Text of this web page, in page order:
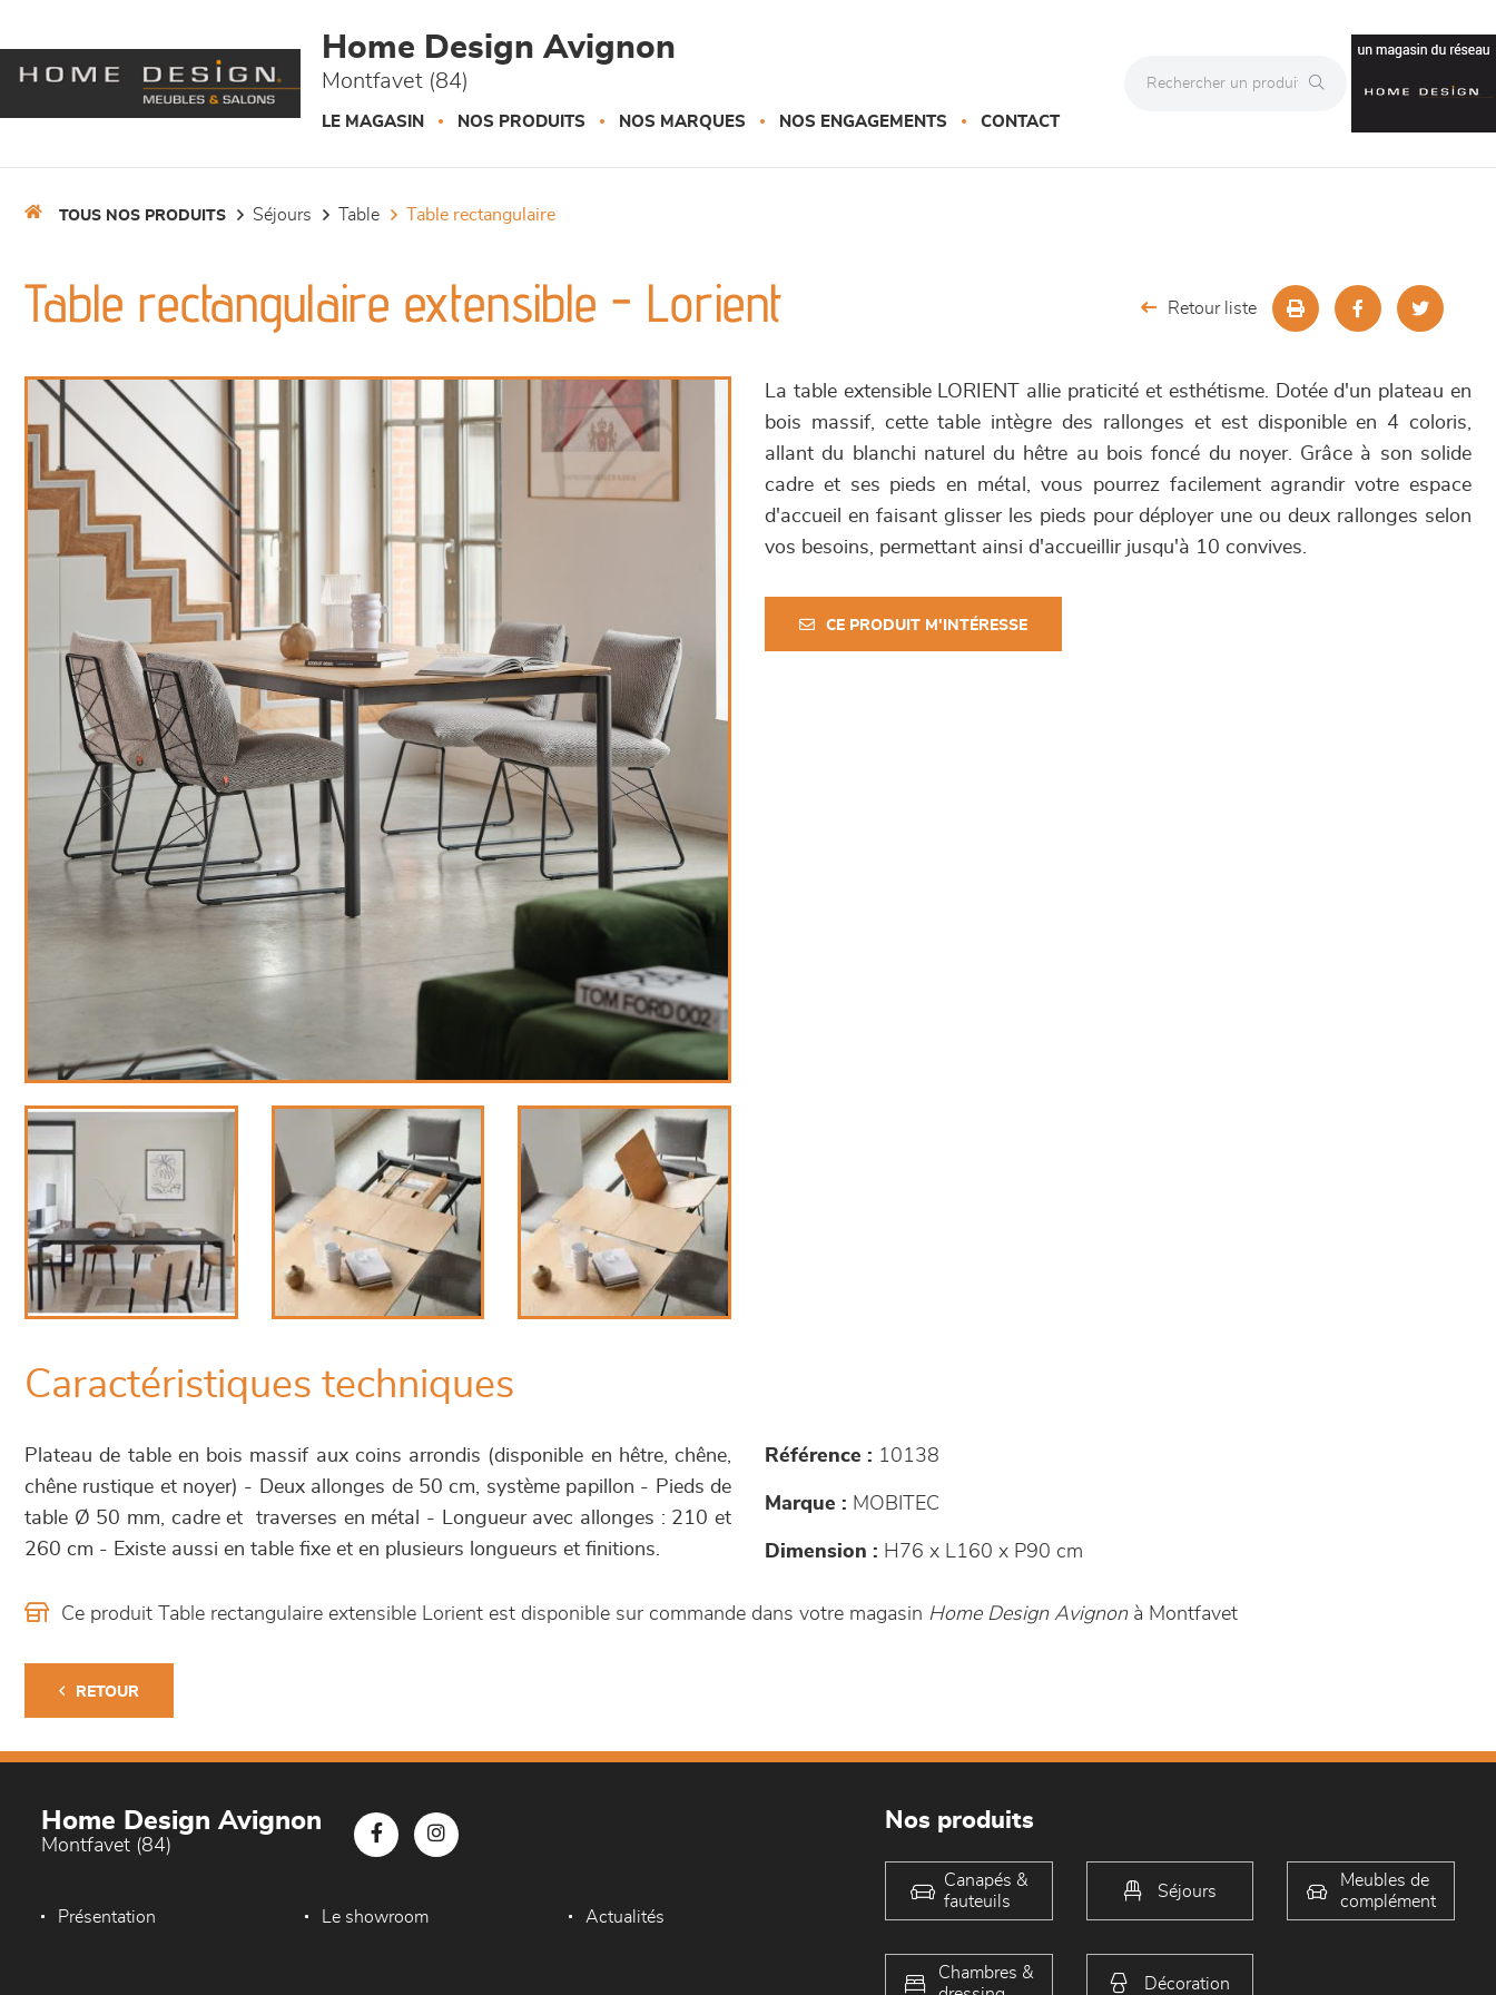
Home Design Avignon
Montfavet (84)
LE MAGASIN NOS PRODUITS NOS MARQUES NOS ENGAGEMENTS CONTACT
TOUS NOS PRODUITS séjours table table rectangulaire
Table rectangulaire extensible - Lorient Retour liste
La table extensible LORIENT allie praticité et esthétisme. Dotée d'un plateau en
bois massif, cette table intègre des rallonges et est disponible en 4 coloris,
allant du blanchi naturel du hêtre au bois foncé du noyer. Grâce à son solide
cadre et ses pieds en métal, vous pourrez facilement agrandir votre espace
d'accueil en faisant glisser les pieds pour déployer une ou deux rallonges selon
vos besoins, permettant ainsi d'accueillir jusqu'à 10 convives.
CE PRODUIT M'INTÉRESSE
Caractéristiques techniques
Plateau de table en bois massif aux coins arrondis (disponible en hêtre, chêne,
chêne rustique et noyer) - Deux allonges de 50 cm, système papillon - Pieds de
table Ø 50 mm, cadre et traverses en métal - Longueur avec allonges : 210 et
260 cm - Existe aussi en table fixe et en plusieurs longueurs et finitions.
Référence : 10138
Marque : MOBITEC
Dimension : H76 x L160 x P90 cm
Ce produit Table rectangulaire extensible Lorient est disponible sur commande dans votre magasin Home Design Avignonà Montfavet
RETOUR
Home Design Avignon
Montfavet (84)
Présentation Le showroom Actualités
Nos produits
Canapés &
fauteuils
Séjours
Meubles de
complément
Chambres &
Décoration